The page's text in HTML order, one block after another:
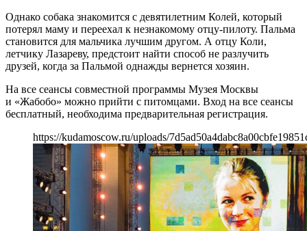
Однако собака знакомится с девятилетним Колей, который
потерял маму и переехал к незнакомому отцу-пилоту. Пальма
становится для мальчика лучшим другом. А отцу Коли,
летчику Лазареву, предстоит найти способ не разлучить
друзей, когда за Пальмой однажды вернется хозяин.
На все сеансы совместной программы Музея Москвы
и «Жабобо» можно прийти с питомцами. Вход на все сеансы
бесплатный, необходима предварительная регистрация.
https://kudamoscow.ru/uploads/